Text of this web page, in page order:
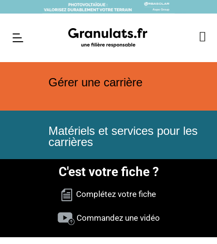
Gérer une carrière
Matériels et services pour les
carrières
C'est votre fiche ?
Complétez votre fiche
Commandez une vidéo